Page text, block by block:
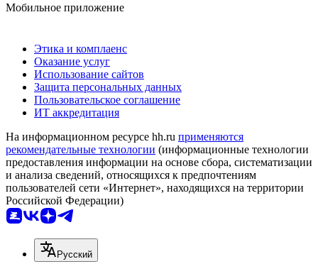
Мобильное приложение
Этика и комплаенс
Оказание услуг
Использование сайтов
Защита персональных данных
Пользовательское соглашение
ИТ аккредитация
На информационном ресурсе hh.ru применяются
рекомендательные технологии (информационные технологии
предоставления информации на основе сбора, систематизации
и анализа сведений, относящихся к предпочтениям
пользователей сети «Интернет», находящихся на территории
Российской Федерации)
Русский